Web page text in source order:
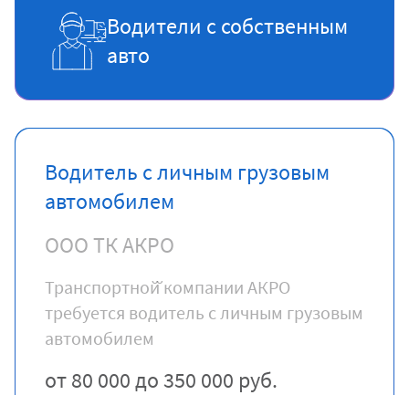
Водители с собственным
авто
Водитель с личным грузовым
автомобилем
ООО ТК АКРО
Транспортной̆ компании АКРО
требуется водитель с личным грузовым
автомобилем
от 80 000 до 350 000 руб.